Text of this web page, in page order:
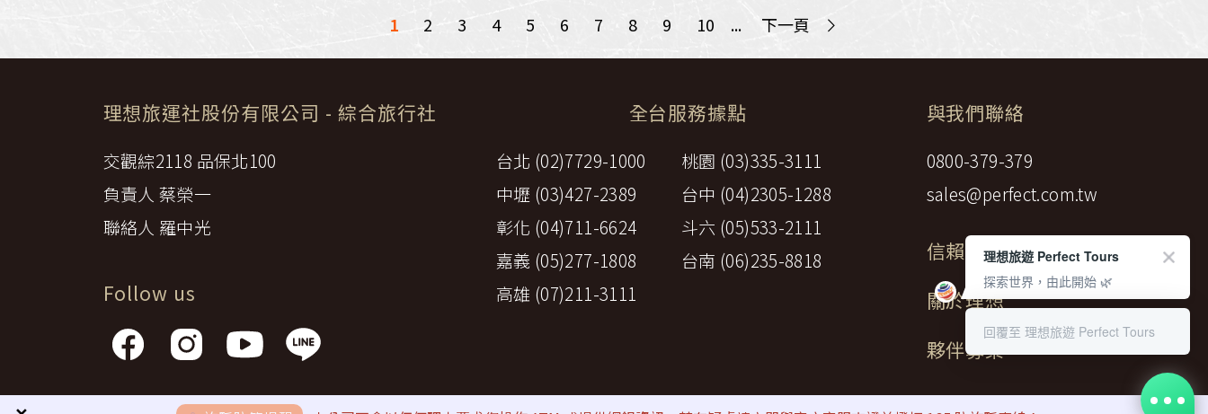
1 2 3 4 5 6 7 8 9 10 ... 下一頁 >
理想旅運社股份有限公司 - 綜合旅行社
交觀綜2118 品保北100
負責人 蔡榮一
聯絡人 羅中光
Follow us
全台服務據點
台北 (02)7729-1000
桃園 (03)335-3111
中壢 (03)427-2389
台中 (04)2305-1288
彰化 (04)711-6624
斗六 (05)533-2111
嘉義 (05)277-1808
台南 (06)235-8818
高雄 (07)211-3111
與我們聯絡
0800-379-379
sales@perfect.com.tw
信賴標章
關於理想
夥伴募集
理想旅遊 Perfect Tours
探索世界，由此開始 🌿
回覆至 理想旅遊 Perfect Tours